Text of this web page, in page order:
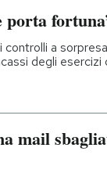
porta
a
degli esercizi
mail